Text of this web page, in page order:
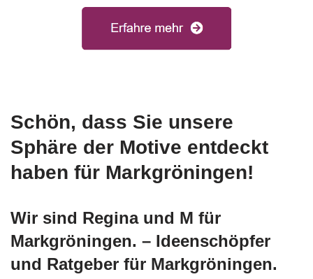
Schön, dass Sie unsere
Sphäre der Motive entdeckt
haben für Markgröningen!
Wir sind Regina und M für
Markgröningen. – Ideenschöpfer
und Ratgeber für Markgröningen.